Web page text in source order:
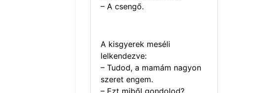
– A csengő.
A kisgyerek meséli
lelkendezve:
– Tudod, a mamám nagyon
szeret engem.
– Ezt miből gondolod?